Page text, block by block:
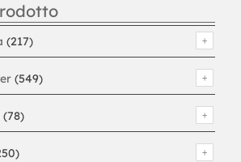
(217)
(549)
(78)